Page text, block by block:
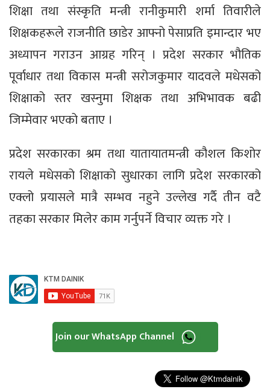
शिक्षा तथा संस्कृति मन्त्री रानीकुमारी शर्मा तिवारीले
शिक्षकहरूले राजनीति छाडेर आफ्नो पेसाप्रति इमान्दार भए
अध्यापन गराउन आग्रह गरिन् । प्रदेश सरकार भौतिक
पूर्वाधार तथा विकास मन्त्री सरोजकुमार यादवले मधेसको
शिक्षाको स्तर खस्नुमा शिक्षक तथा अभिभावक बढी
जिम्मेवार भएको बताए ।
प्रदेश सरकारका श्रम तथा यातायातमन्त्री कौशल किशोर
रायले मधेसको शिक्षाको सुधारका लागि प्रदेश सरकारको
एक्लो प्रयासले मात्रै सम्भव नहुने उल्लेख गर्दै तीन वटै
तहका सरकार मिलेर काम गर्नुपर्ने विचार व्यक्त गरे ।
Join our WhatsApp Channel